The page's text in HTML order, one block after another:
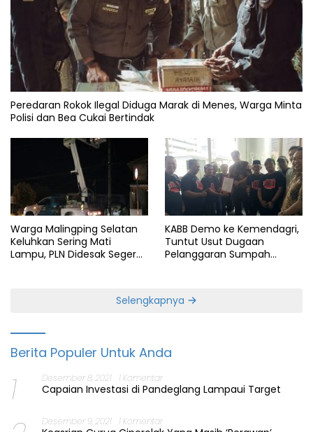
Peredaran Rokok Ilegal Diduga Marak di Menes, Warga Minta
Polisi dan Bea Cukai Bertindak
Warga Malingping Selatan
Keluhkan Sering Mati
Lampu, PLN Didesak Segera
KABB Demo ke Kemendagri,
Tuntut Usut Dugaan
Pelanggaran Sumpah
Selengkapnya
Berita Populer Untuk Anda
1 Desember 8, 2021 1 Komentar
Capaian Investasi di Pandeglang Lampaui Target
Desember 9, 2021 1 Komentar